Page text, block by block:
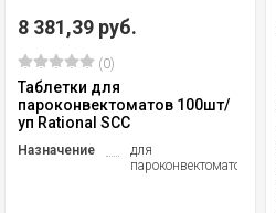
8 381,39 руб.
(0)
Таблетки для
пароконвектоматов 100шт/
уп Rational SCC
Назначение
для
пароконвектоматов